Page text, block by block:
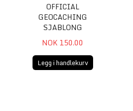
OFFICIAL
GEOCACHING
SJABLONG
NOK 150.00
Legg i handlekurv